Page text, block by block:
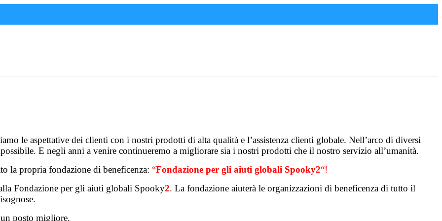
le aspettative dei clienti con i nostri prodotti di alta qualità e l’assistenza clienti globale. Nell’arco di diversi
E negli anni a venire continueremo a migliorare sia i nostri prodotti che il nostro servizio all’umanità.
la propria fondazione di beneficenza: “Fondazione per gli aiuti globali Spooky2“!
Fondazione per gli aiuti globali Spooky2. La fondazione aiuterà le organizzazioni di beneficenza di tutto il
posto migliore.